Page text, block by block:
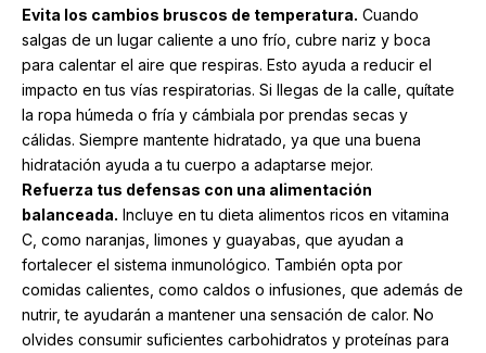
Evita los cambios bruscos de temperatura. Cuando
salgas de un lugar caliente a uno frío, cubre nariz y boca
para calentar el aire que respiras. Esto ayuda a reducir el
impacto en tus vías respiratorias. Si llegas de la calle, quítate
la ropa húmeda o fría y cámbiala por prendas secas y
cálidas. Siempre mantente hidratado, ya que una buena
hidratación ayuda a tu cuerpo a adaptarse mejor.
Refuerza tus defensas con una alimentación
balanceada. Incluye en tu dieta alimentos ricos en vitamina
C, como naranjas, limones y guayabas, que ayudan a
fortalecer el sistema inmunológico. También opta por
comidas calientes, como caldos o infusiones, que además de
nutrir, te ayudarán a mantener una sensación de calor. No
olvides consumir suficientes carbohidratos y proteínas para